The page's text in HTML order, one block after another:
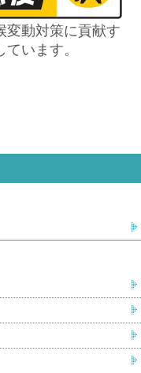
変動対策に貢献す
います。